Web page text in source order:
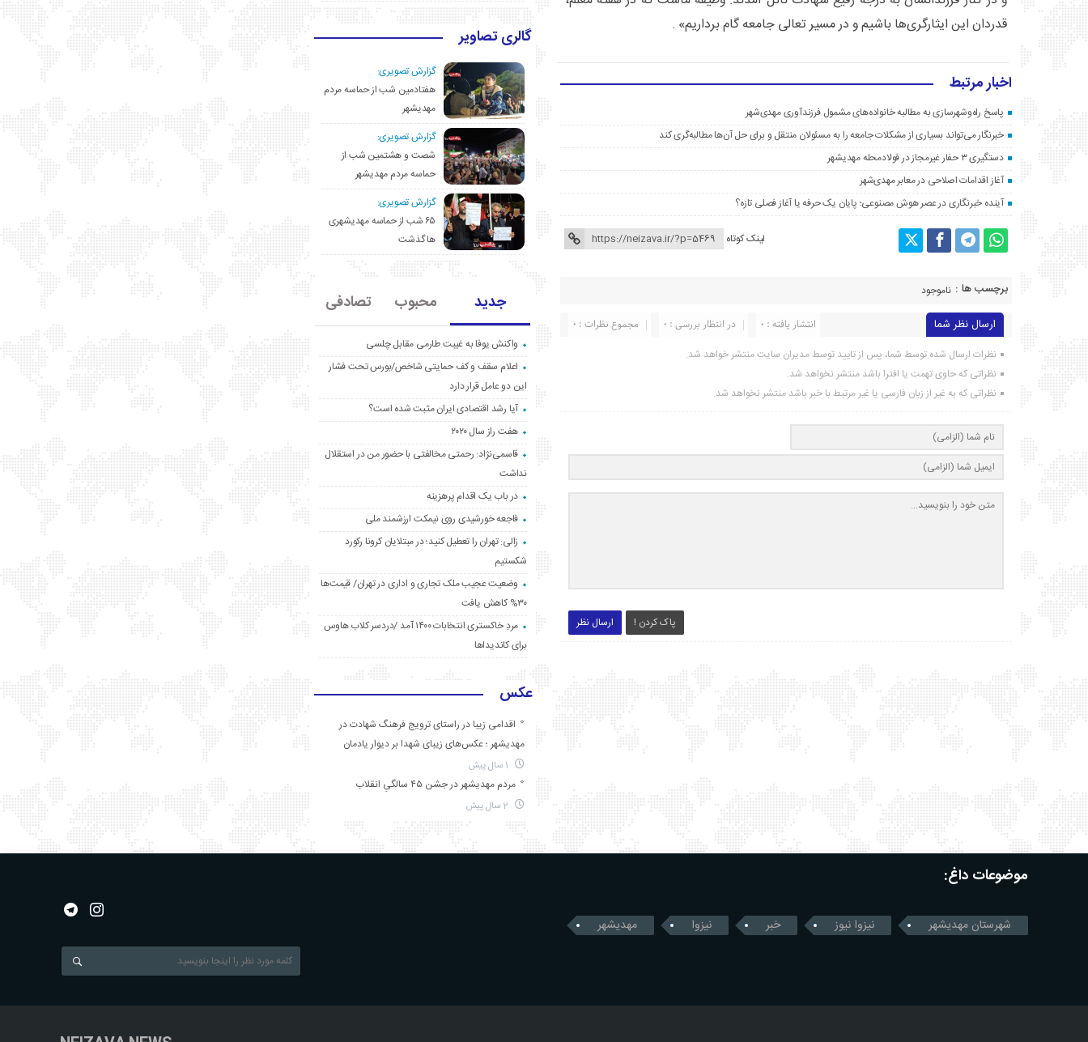
قدردان این ایثارگری‌ها باشیم و در مسیر تعالی جامعه گام برداریم» .
اخبار مرتبط
پاسخ راه‌وشهرسازی به مطالبه خانواده‌های مشمول فرزندآوری مهدی‌شهر
خبرنگار می‌تواند بسیاری از مشکلات جامعه را به مسئولان منتقل و برای حل آن‌ها مطالبه‌گری کند
دستگیری ۳ حفار غیرمجاز در فولادمحله مهدیشهر
آغاز اقدامات اصلاحی در معابر مهدی‌شهر
آینده خبرنگاری در عصر هوش مصنوعی؛ پایان یک حرفه یا آغاز فصلی تازه؟
لینک کوتاه
برچسب ها : ناموجود
ارسال نظر شما مجموع نظرات : 0 در انتظار بررسی : 0 انتشار یافته : ۰
نظرات ارسال شده توسط شما، پس از تایید توسط مدیران سایت منتشر خواهد شد.
نظراتی که حاوی تهمت یا افترا باشد منتشر نخواهد شد.
نظراتی که به غیر از زبان فارسی یا غیر مرتبط با خبر باشد منتشر نخواهد شد.
ارسال نظر پاک کردن !
گالری تصاویر
گزارش تصویری:
هفتادمین شب از حماسه مردم
مهدیشهر
گزارش تصویری:
شصت و هشتمین شب از
حماسه مردم مهدیشهر
گزارش تصویری:
۶۵ شب از حماسه مهدیشهری
ها گذشت
جدید محبوب تصادفی
واکنش یوفا به غیبت طارمی مقابل چلسی
اعلام سقف و کف حمایتی شاخص/بورس تحت فشار
این دو عامل قرار دارد
آیا رشد اقتصادی ایران مثبت شده است؟
هفت راز سال ۲۰۲۰
قاسمی‌نژاد: رحمتی مخالفتی با حضور من در استقلال
نداشت
در باب یک اقدام پرهزینه
فاجعه خورشیدی روی نیمکت ارزشمند ملی
زالی: تهران را تعطیل کنید؛ در مبتلایان کرونا رکورد
شکستیم
وضعیت عجیب ملک تجاری و اداری در تهران/ قیمت‌ها
۳۰% کاهش یافت
مردِ خاکستری انتخابات ۱۴۰۰ آمد /دردسر کلاب هاوس
برای کاندیداها
عکس
اقدامی زیبا در راستای ترویج فرهنگ شهادت در
مهدیشهر ؛ عکس‌های زیبای شهدا بر دیوار یادمان
مردم مهدیشهر در جشن ۴۵ سالگیِ انقلاب
موضوعات داغ:
شهرستان مهدیشهر نیزوا نیوز خبر نیزوا مهدیشهر